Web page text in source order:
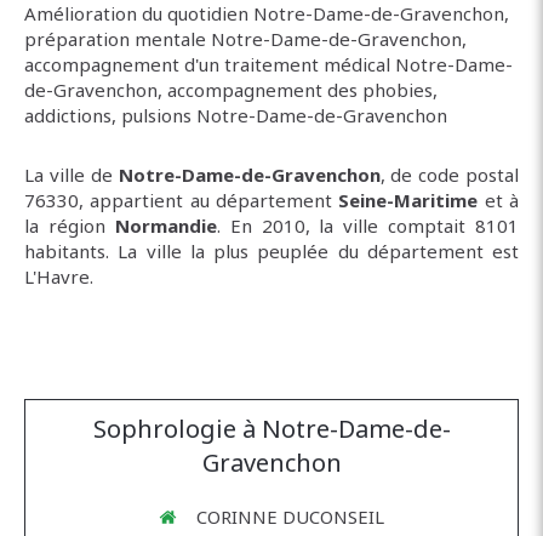
Amélioration du quotidien Notre-Dame-de-Gravenchon,
préparation mentale Notre-Dame-de-Gravenchon,
accompagnement d'un traitement médical Notre-Dame-
de-Gravenchon, accompagnement des phobies,
addictions, pulsions Notre-Dame-de-Gravenchon
La ville de Notre-Dame-de-Gravenchon, de code postal
76330, appartient au département Seine-Maritime et à
la région Normandie. En 2010, la ville comptait 8101
habitants. La ville la plus peuplée du département est
L'Havre.
Sophrologie à Notre-Dame-de-
Gravenchon
CORINNE DUCONSEIL